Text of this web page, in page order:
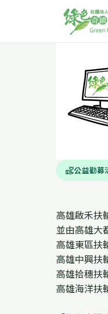
volunteer_activism公益勸募
高雄啟禾扶
並由高雄大
高雄東區扶
高雄中興扶
高雄拾穗扶
高雄海洋扶